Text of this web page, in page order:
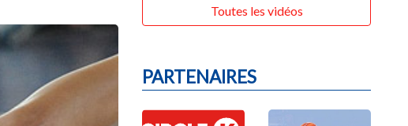
Toutes les vidéos
PARTENAIRES